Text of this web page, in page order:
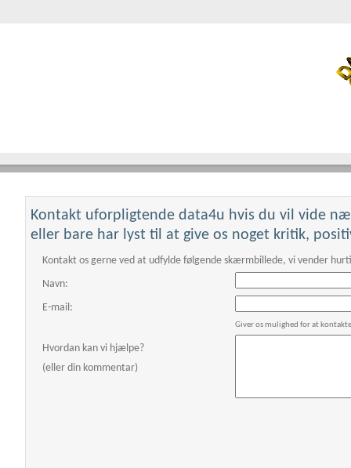
This page can't
Do you own this
Kontakt uforpligtende data4u hvis du vil vide
eller bare har lyst til at give os noget kritik,
Kontakt os gerne ved at udfylde følgende skærmbillede, vi vender
Navn:
E-mail:
Giver os mulighed for at
Hvordan kan vi hjælpe?
(eller din kommentar)